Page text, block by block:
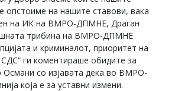
опстоиме на нашите ставови, вака
на ИК на ВМРО-ДПМНЕ, Драган
трибина на ВМРО-ДПМНЕ
и криминалот, приоритет на
ги коментираше обидите за
Османи со изјавата дека во ВМРО-
која е за уставни измени.